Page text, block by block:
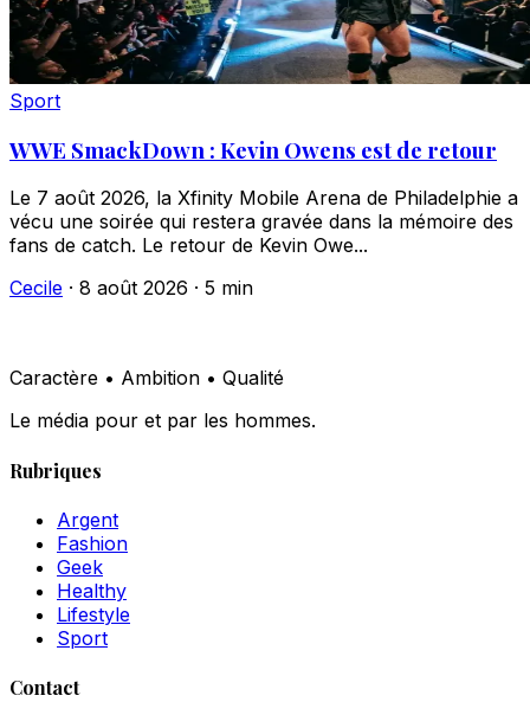
Sport
WWE SmackDown : Kevin Owens est de retour
Le 7 août 2026, la Xfinity Mobile Arena de Philadelphie a
vécu une soirée qui restera gravée dans la mémoire des
fans de catch. Le retour de Kevin Owe...
Cecile · 8 août 2026 · 5 min
Caractère • Ambition • Qualité
Le média pour et par les hommes.
Rubriques
Argent
Fashion
Geek
Healthy
Lifestyle
Sport
Contact